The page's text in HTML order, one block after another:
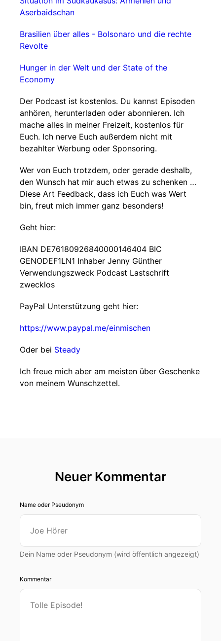
Aserbaidschan
Brasilien über alles - Bolsonaro und die rechte
Revolte
Hunger in der Welt und der State of the
Economy
Der Podcast ist kostenlos. Du kannst Episoden
anhören, herunterladen oder abonnieren. Ich
mache alles in meiner Freizeit, kostenlos für
Euch. Ich nerve Euch außerdem nicht mit
bezahlter Werbung oder Sponsoring.
Wer von Euch trotzdem, oder gerade deshalb,
den Wunsch hat mir auch etwas zu schenken …
Diese Art Feedback, dass ich Euch was Wert
bin, freut mich immer ganz besonders!
Geht hier:
IBAN DE76180926840000146404 BIC
GENODEF1LN1 Inhaber Jenny Günther
Verwendungszweck Podcast Lastschrift
zwecklos
PayPal Unterstützung geht hier:
https://www.paypal.me/einmischen
Oder bei Steady
Ich freue mich aber am meisten über Geschenke
von meinem Wunschzettel.
Neuer Kommentar
Name oder Pseudonym
Dein Name oder Pseudonym (wird öffentlich angezeigt)
Kommentar